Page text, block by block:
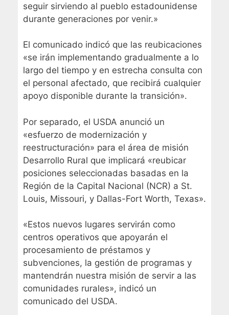
seguir sirviendo al pueblo estadounidense
durante generaciones por venir.»
El comunicado indicó que las reubicaciones
«se irán implementando gradualmente a lo
largo del tiempo y en estrecha consulta con
el personal afectado, que recibirá cualquier
apoyo disponible durante la transición».
Por separado, el USDA anunció un
«esfuerzo de modernización y
reestructuración» para el área de misión
Desarrollo Rural que implicará «reubicar
posiciones seleccionadas basadas en la
Región de la Capital Nacional (NCR) a St.
Louis, Missouri, y Dallas-Fort Worth, Texas».
«Estos nuevos lugares servirán como
centros operativos que apoyarán el
procesamiento de préstamos y
subvenciones, la gestión de programas y
mantendrán nuestra misión de servir a las
comunidades rurales», indicó un
comunicado del USDA.